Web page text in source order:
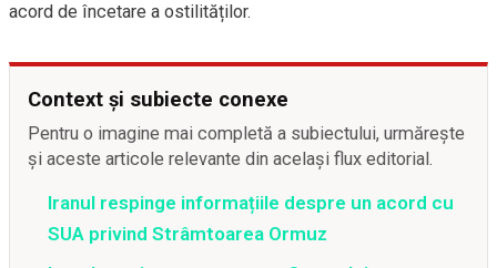
acord de încetare a ostilităților.
Context și subiecte conexe
Pentru o imagine mai completă a subiectului, urmărește
și aceste articole relevante din același flux editorial.
Iranul respinge informațiile despre un acord cu
SUA privind Strâmtoarea Ormuz